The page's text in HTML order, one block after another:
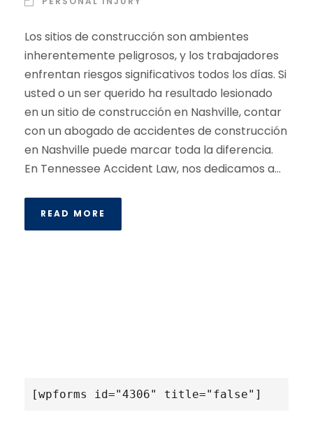
Los sitios de construcción son ambientes
inherentemente peligrosos, y los trabajadores
enfrentan riesgos significativos todos los días. Si
usted o un ser querido ha resultado lesionado
en un sitio de construcción en Nashville, contar
con un abogado de accidentes de construcción
en Nashville puede marcar toda la diferencia.
En Tennessee Accident Law, nos dedicamos a...
READ MORE
[wpforms id="4306" title="false"]